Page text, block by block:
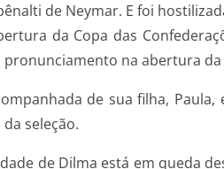
de Neymar. E foi
da Copa das
na abertura
de sua filha,
seleção.
de Dilma está em queda